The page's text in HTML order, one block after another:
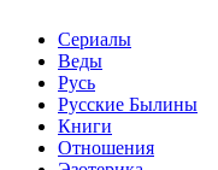
Сериалы
Веды
Русь
Русские Былины
Книги
Отношения